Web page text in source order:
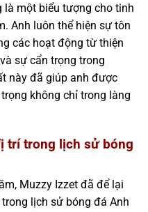
là một biểu tượng cho tinh
Anh luôn thể hiện sự tôn
các hoạt động từ thiện
sự cẩn trọng trong
này đã giúp anh được
không chỉ trong làng
trí trong lịch sử bóng
Muzzy Izzet đã để lại
lịch sử bóng đá Anh